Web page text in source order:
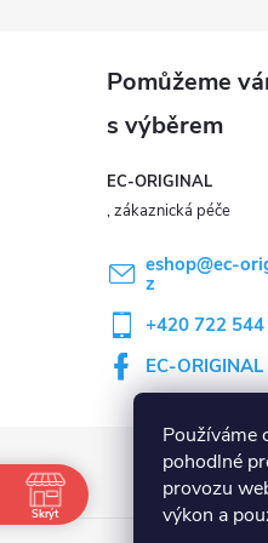
Používáme
pohodlné
provozu
výkon a
EC-ORIGINAL
eshop@ec-
z
+420 722
EC-ORIGINAL
Skrýt